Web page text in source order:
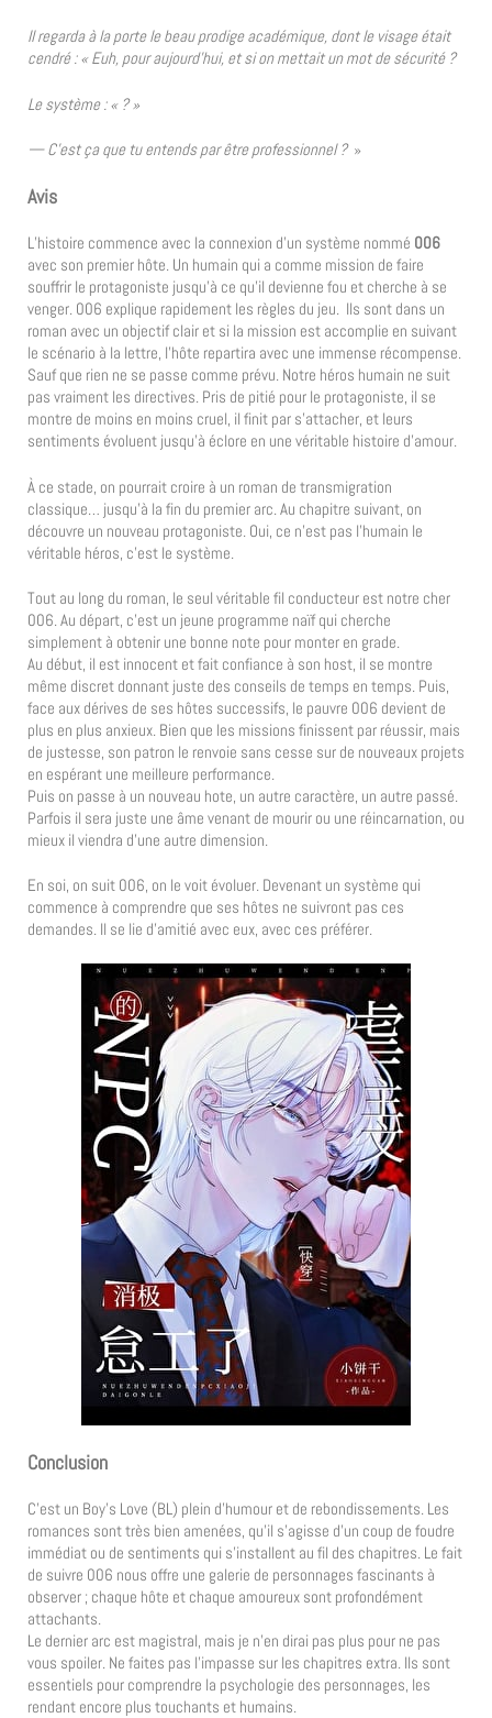
Il regarda à la porte le beau prodige académique, dont le visage était
cendré : « Euh, pour aujourd’hui, et si on mettait un mot de sécurité ?
Le système : « ? »
— C’est ça que tu entends par être professionnel ?»
Avis
L’histoire commence avec la connexion d’un système nommé 006
avec son premier hôte. Un humain qui a comme mission de faire
souffrir le protagoniste jusqu’à ce qu’il devienne fou et cherche à se
venger. 006 explique rapidement les règles du jeu. Ils sont dans un
roman avec un objectif clair et si la mission est accomplie en suivant
le scénario à la lettre, l’hôte repartira avec une immense récompense.
Sauf que rien ne se passe comme prévu. Notre héros humain ne suit
pas vraiment les directives. Pris de pitié pour le protagoniste, il se
montre de moins en moins cruel, il finit par s’attacher, et leurs
sentiments évoluent jusqu’à éclore en une véritable histoire d’amour.
À ce stade, on pourrait croire à un roman de transmigration
classique… jusqu’à la fin du premier arc. Au chapitre suivant, on
découvre un nouveau protagoniste. Oui, ce n’est pas l’humain le
véritable héros, c’est le système.
Tout au long du roman, le seul véritable fil conducteur est notre cher
006. Au départ, c’est un jeune programme naïf qui cherche
simplement à obtenir une bonne note pour monter en grade.
Au début, il est innocent et fait confiance à son host, il se montre
même discret donnant juste des conseils de temps en temps. Puis,
face aux dérives de ses hôtes successifs, le pauvre 006 devient de
plus en plus anxieux. Bien que les missions finissent par réussir, mais
de justesse, son patron le renvoie sans cesse sur de nouveaux projets
en espérant une meilleure performance.
Puis on passe à un nouveau hote, un autre caractère, un autre passé.
Parfois il sera juste une âme venant de mourir ou une réincarnation, ou
mieux il viendra d’une autre dimension.
En soi, on suit 006, on le voit évoluer. Devenant un système qui
commence à comprendre que ses hôtes ne suivront pas ces
demandes. Il se lie d’amitié avec eux, avec ces préférer.
Conclusion
C’est un Boy’s Love (BL) plein d’humour et de rebondissements. Les
romances sont très bien amenées, qu’il s’agisse d’un coup de foudre
immédiat ou de sentiments qui s’installent au fil des chapitres. Le fait
de suivre 006 nous offre une galerie de personnages fascinants à
observer ; chaque hôte et chaque amoureux sont profondément
attachants.
Le dernier arc est magistral, mais je n’en dirai pas plus pour ne pas
vous spoiler. Ne faites pas l’impasse sur les chapitres extra. Ils sont
essentiels pour comprendre la psychologie des personnages, les
rendant encore plus touchants et humains.